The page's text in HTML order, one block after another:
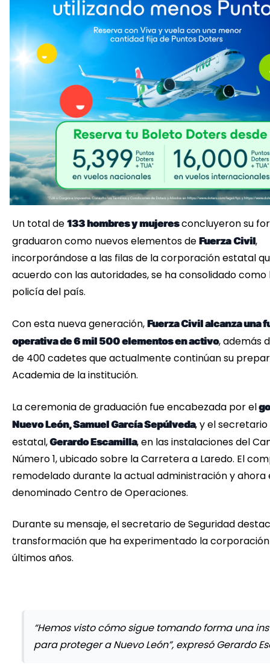
Un total de 133 hombres y mujeresconcluyeron su
graduaron como nuevos elementos de Fuerza Civil,
incorporándose a las filas de la corporación estatal
acuerdo con las autoridades, se ha consolidado como
policía del país.
Con esta nueva generación, Fuerza Civil alcanza una
operativa de 6 mil 500 elementos en activo, además
de 400 cadetes que actualmente continúan su
Academia de la institución.
La ceremonia de graduación fue encabezada por el
Nuevo León, Samuel García Sepúlveda, y el
estatal,Gerardo Escamilla, en las instalaciones del
Número 1, ubicado sobre la Carretera a Laredo. El
remodelado durante la actual administración y ahora
denominado Centro de Operaciones.
Durante su mensaje, el secretario de Seguridad
transformación que ha experimentado la
últimos años.
“Hemos visto cómo sigue tomando forma una
para proteger a Nuevo León”, expresó Gerardo